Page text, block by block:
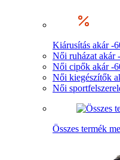
Kiárusítás akár -
Női ruházat akár
Női cipők akár -
Női kiegészítők
Női
Összes termék